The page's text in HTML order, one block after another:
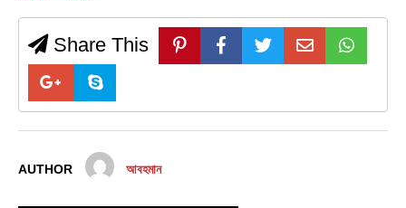
Share This
AUTHOR আবহমান